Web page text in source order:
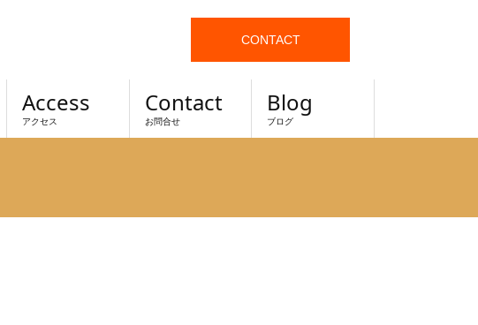
CONTACT
Access
アクセス
Contact
お問合せ
Blog
ブログ